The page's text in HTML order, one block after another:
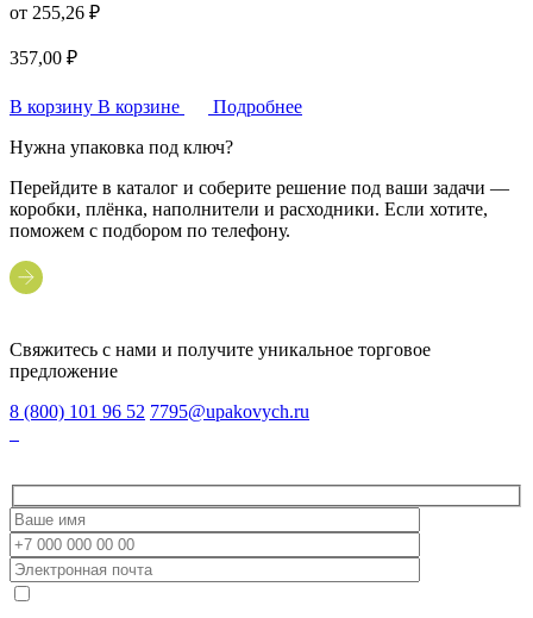
от 255,26 ₽
357,00 ₽
В корзину В корзине
Подробнее
Нужна упаковка под ключ?
Перейдите в каталог и соберите решение под ваши задачи —
коробки, плёнка, наполнители и расходники. Если хотите,
поможем с подбором по телефону.
Свяжитесь с нами и получите уникальное торговое
предложение
8 (800) 101 96 52 7795@upakovych.ru